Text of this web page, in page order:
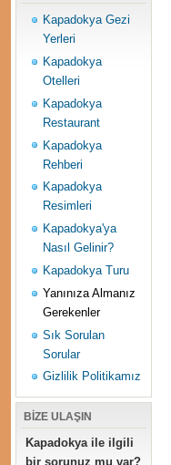
Kapadokya Gezi
Yerleri
Kapadokya
Otelleri
Kapadokya
Restaurant
Kapadokya
Rehberi
Kapadokya
Resimleri
Kapadokya'ya
Nasıl Gelinir?
Kapadokya Turu
Yanınıza Almanız
Gerekenler
Sık Sorulan
Sorular
Gizlilik Politikamız
BİZE ULAŞIN
Kapadokya ile ilgili
bir sorunuz mu var?